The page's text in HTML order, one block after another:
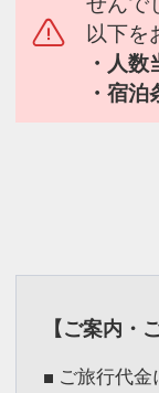
以下を
・人
・宿
【ご案内・
■ ご旅行代金